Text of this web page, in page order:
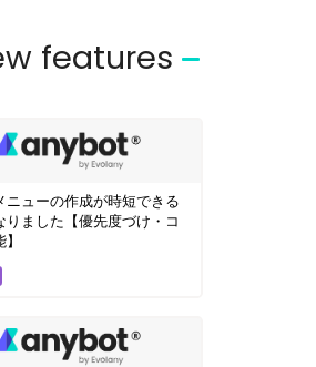
features
ニューの作成が時短できる
りました【優先度づけ・コ